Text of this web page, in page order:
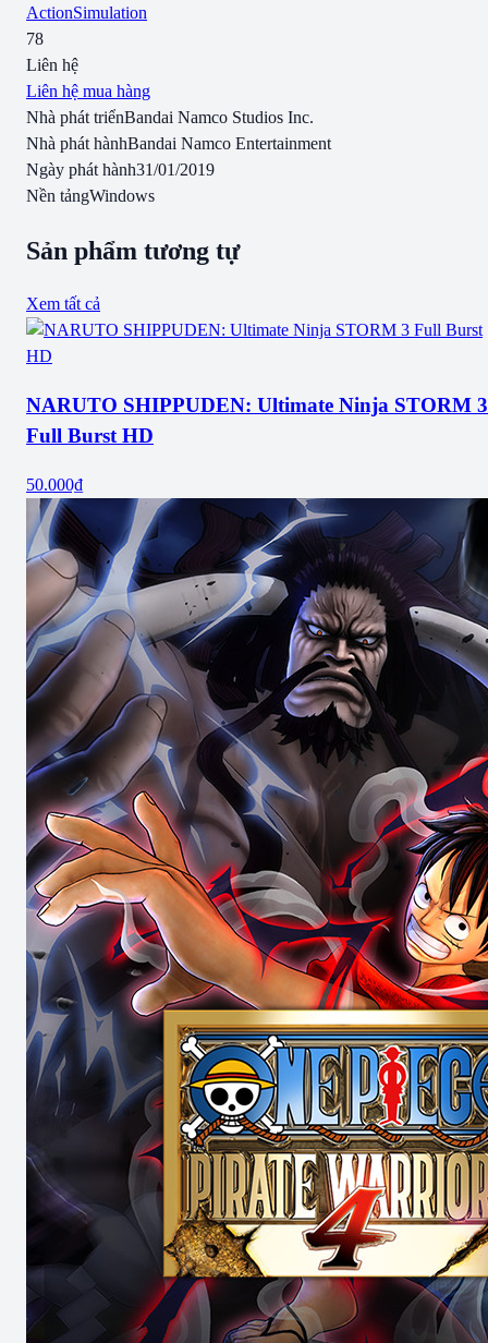
ActionSimulation
78
Liên hệ
Liên hệ mua hàng
Nhà phát triểnBandai Namco Studios Inc.
Nhà phát hànhBandai Namco Entertainment
Ngày phát hành31/01/2019
Nền tảngWindows
Sản phẩm tương tự
Xem tất cả
NARUTO SHIPPUDEN: Ultimate Ninja STORM 3
Full Burst HD
50.000₫